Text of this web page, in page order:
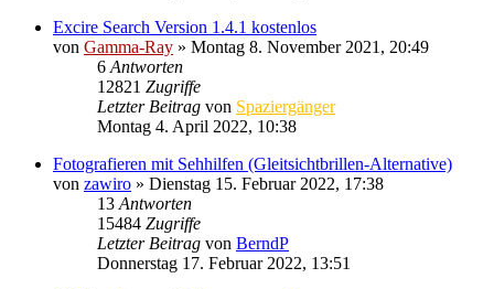
Excire Search Version 1.4.1 kostenlos
von Gamma-Ray » Montag 8. November 2021, 20:49
6 Antworten
12821 Zugriffe
Letzter Beitrag von Spaziergänger
Montag 4. April 2022, 10:38
Fotografieren mit Sehhilfen (Gleitsichtbrillen-Alternative)
von zawiro » Dienstag 15. Februar 2022, 17:38
13 Antworten
15484 Zugriffe
Letzter Beitrag von BerndP
Donnerstag 17. Februar 2022, 13:51